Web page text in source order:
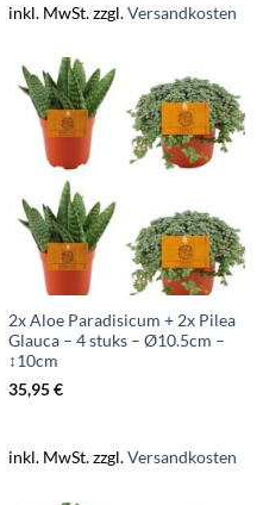
inkl. MwSt.zzgl.Versandkosten
2x Aloe Paradisicum + 2x Pilea
Glauca – 4 stuks – Ø10.5cm –
↕10cm
35,95€
inkl. MwSt.zzgl.Versandkosten